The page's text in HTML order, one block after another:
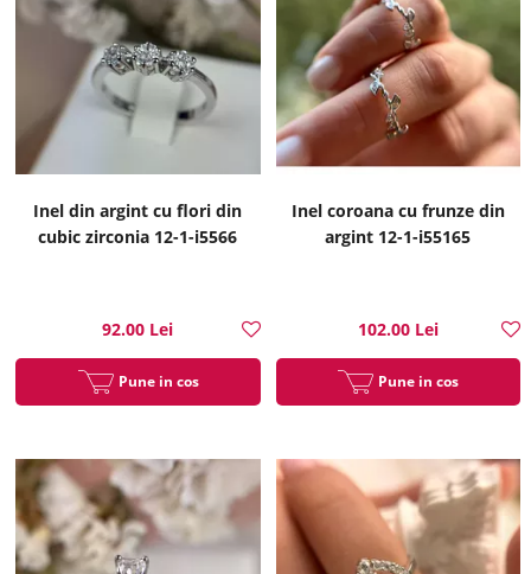
Inel din argint cu flori din
cubic zirconia 12-1-i5566
92.00 Lei
Pune in cos
Inel coroana cu frunze din
argint 12-1-i55165
102.00 Lei
Pune in cos